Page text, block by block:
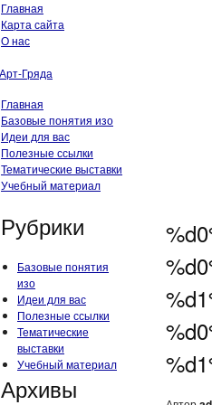
Главная
Карта сайта
О нас
Главная
Базовые понятия изо
Идеи для вас
Полезные ссылки
Тематические выставки
Учебный материал
Рубрики
Базовые понятия
изо
Идеи для вас
Полезные ссылки
Тематические
выставки
Учебный материал
Архивы